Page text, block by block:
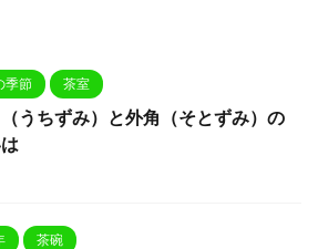
季節 茶室
うちずみ）と外角（そとずみ）の
茶碗